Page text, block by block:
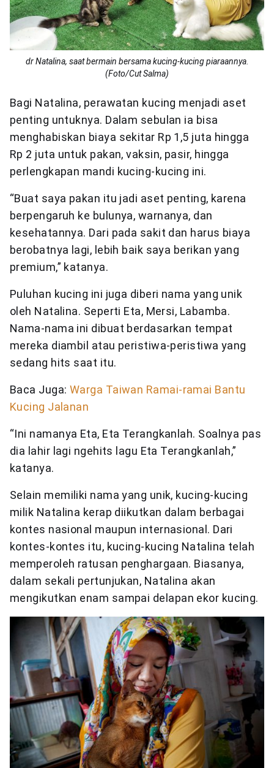
dr Natalina, saat bermain bersama kucing-kucing piaraannya.
(Foto/Cut Salma)
Bagi Natalina, perawatan kucing menjadi aset
penting untuknya. Dalam sebulan ia bisa
menghabiskan biaya sekitar Rp 1,5 juta hingga
Rp 2 juta untuk pakan, vaksin, pasir, hingga
perlengkapan mandi kucing-kucing ini.
“Buat saya pakan itu jadi aset penting, karena
berpengaruh ke bulunya, warnanya, dan
kesehatannya. Dari pada sakit dan harus biaya
berobatnya lagi, lebih baik saya berikan yang
premium,” katanya.
Puluhan kucing ini juga diberi nama yang unik
oleh Natalina. Seperti Eta, Mersi, Labamba.
Nama-nama ini dibuat berdasarkan tempat
mereka diambil atau peristiwa-peristiwa yang
sedang hits saat itu.
Baca Juga: Warga Taiwan Ramai-ramai Bantu
Kucing Jalanan
“Ini namanya Eta, Eta Terangkanlah. Soalnya pas
dia lahir lagi ngehits lagu Eta Terangkanlah,”
katanya.
Selain memiliki nama yang unik, kucing-kucing
milik Natalina kerap diikutkan dalam berbagai
kontes nasional maupun internasional. Dari
kontes-kontes itu, kucing-kucing Natalina telah
memperoleh ratusan penghargaan. Biasanya,
dalam sekali pertunjukan, Natalina akan
mengikutkan enam sampai delapan ekor kucing.